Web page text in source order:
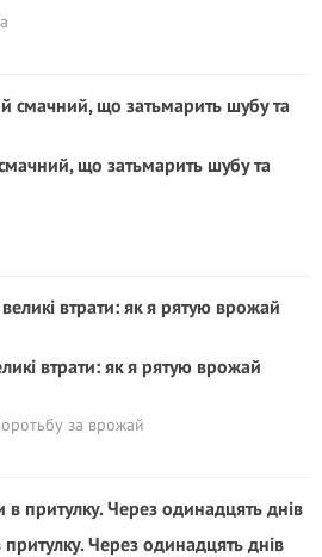
що затьмарить шубу та
втрати: як я рятую врожай
за врожай
Через одинадцять днів